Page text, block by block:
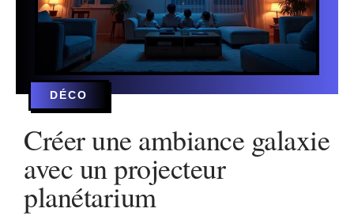
DÉCO
Créer une ambiance galaxie
avec un projecteur
planétarium